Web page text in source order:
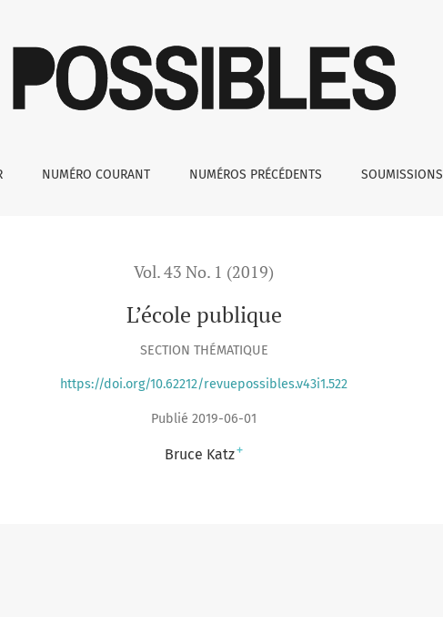
NUMÉRO COURANT NUMÉROS PRÉCÉDENTS SOUMISSIONS
Vol. 43 No. 1 (2019)
L’école publique
SECTION THÉMATIQUE
https://doi.org/10.62212/revuepossibles.v43i1.522
Publié 2019-06-01
Bruce Katz+